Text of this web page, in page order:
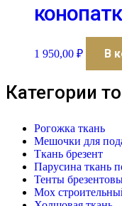
1 950,00 ₽ В
Категории
Рогожка ткань
Мешочки для
Ткань брезент
Парусина ткань
Тенты
Мох